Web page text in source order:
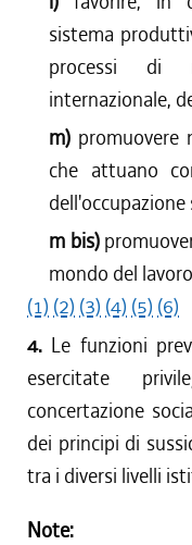
sistema
processi di
internazionale,
m) promuovere
che attuano
m bis)
mondo del
(1) (2) (3) (4) (5) (6)
4. Le funzioni
esercitate
concertazione
dei principi di
tra i diversi livelli
Note: